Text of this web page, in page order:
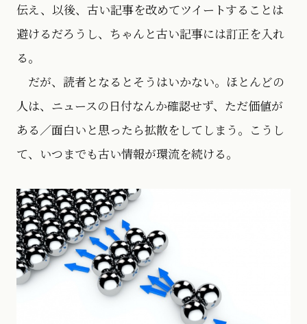
伝え、以後、古い記事を改めてツイートすることは
避けるだろうし、ちゃんと古い記事には訂正を入れ
る。
だが、読者となるとそうはいかない。ほとんどの
人は、ニュースの日付なんか確認せず、ただ価値が
ある／面白いと思ったら拡散をしてしまう。こうし
て、いつまでも古い情報が環流を続ける。